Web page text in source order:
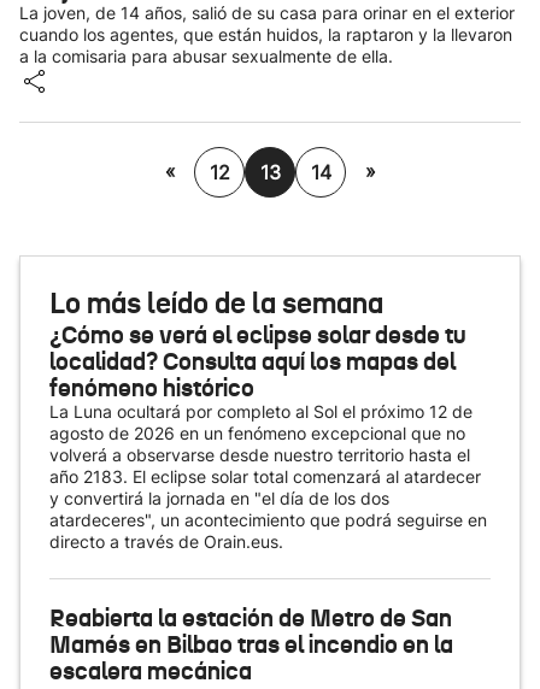
La joven, de 14 años, salió de su casa para orinar en el exterior
cuando los agentes, que están huidos, la raptaron y la llevaron
a la comisaria para abusar sexualmente de ella.
« 12 13 14 »
Lo más leído de la semana
¿Cómo se verá el eclipse solar desde tu
localidad? Consulta aquí los mapas del
fenómeno histórico
La Luna ocultará por completo al Sol el próximo 12 de
agosto de 2026 en un fenómeno excepcional que no
volverá a observarse desde nuestro territorio hasta el
año 2183. El eclipse solar total comenzará al atardecer
y convertirá la jornada en "el día de los dos
atardeceres", un acontecimiento que podrá seguirse en
directo a través de Orain.eus.
Reabierta la estación de Metro de San
Mamés en Bilbao tras el incendio en la
escalera mecánica